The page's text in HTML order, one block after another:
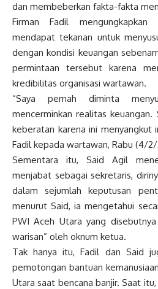
dan membeberkan fakta-fakta
Firman Fadil
mendapat tekanan untuk
dengan kondisi keuangan
permintaan tersebut karena
kredibilitas organisasi wartawan.
“Saya pernah diminta
mencerminkan realitas keuangan.
keberatan karena ini menyangkut
Fadil kepada wartawan, Rabu (4/
Sementara itu, Said Agil
menjabat sebagai sekretaris,
dalam sejumlah keputusan
menurut Said, ia mengetahui
PWI Aceh Utara yang
warisan” oleh oknum ketua.
Tak hanya itu, Fadil dan Said
pemotongan bantuan
Utara saat bencana banjir. Saat